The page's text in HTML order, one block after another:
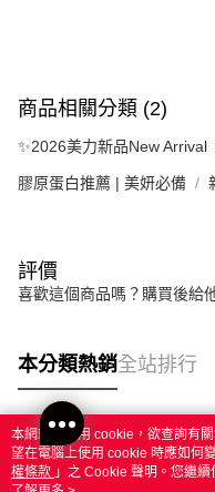
商品相關分類 (2)
✨2026美力新品New Arrival
膠原蛋白推薦 | 美妍必備
評價
喜歡這個商品嗎？購買後給
本分類熱銷全站排行
熱門標籤
本網站中使用 cookie，欲查詢有
望在電腦上使用 cookie 時應如何
權條款 」之 Cookie 聲明。您繼